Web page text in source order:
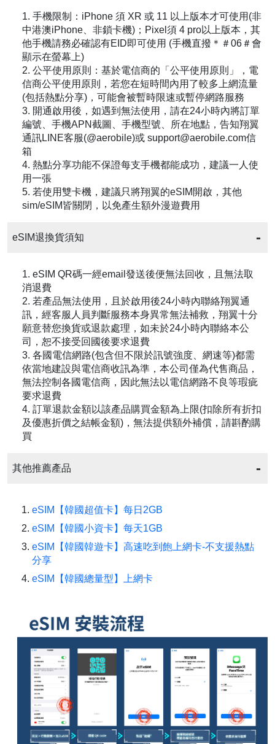
1. 手機限制：iPhone 須 XR 或 11 以上版本才可使用(非
中港澳iPhone、非鎖卡機)；Pixel須 4 pro以上版本，其
他手機請務必確認有EID即可使用 (手機直撥＊＃06＃會
顯示在螢幕上)
2. 公平使用原則：基於電信商的「公平使用原則」，電
信商公平使用原則，若您在短時間內用了較多上網流量
(包括熱點分享)，可能會被暫時限速或暫停網路服務
3. 開通啟用後，如遇到無法使用，請在24小時內將訂單
編號、手機APN截圖、手機型號、所在地點，告知翔翼
通訊LINE客服(@aerobile)或 support@aerobile.com信
箱
4. 熱點分享功能不保證每支手機都能成功，建議一人使
用一張
5. 若使用雙卡機，建議只將翔翼的eSIM開啟，其他
sim/eSIM皆關閉，以免產生額外漫遊費用
eSIM退換貨須知
1. eSIM QR碼一經email發送後便無法回收，且無法取
消退費
2. 若產品無法使用，且於啟用後24小時內聯絡翔翼通
訊，經客服人員判斷服務本身異常無法補救，翔翼十分
願意替您換貨或退款處理，如未於24小時內聯絡本公
司，恕不接受回國後要求退費
3. 各國電信網路(包含但不限於訊號強度、網速等)都需
依當地建設與電信商收訊為準，本公司僅為代售商品，
無法控制各國電信商，因此無法以電信網路不良等瑕疵
要求退費
4. 訂單退款金額以該產品購買金額為上限(扣除所有折扣
及優惠折價之結帳金額)，無法提供額外補償，請斟酌購
買
其他推薦產品
eSIM【韓國超值卡】每日2GB
eSIM【韓國小資卡】每天1GB
eSIM【韓國韓遊卡】高速吃到飽上網卡-不支援熱點
分享
eSIM【韓國總量型】上網卡